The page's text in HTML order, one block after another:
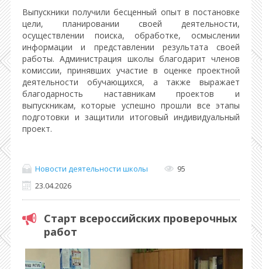
Выпускники получили бесценный опыт в постановке
цели, планировании своей деятельности,
осуществлении поиска, обработке, осмыслении
информации и представлении результата своей
работы. Администрация школы благодарит членов
комиссии, принявших участие в оценке проектной
деятельности обучающихся, а также выражает
благодарность наставникам проектов и
выпускникам, которые успешно прошли все этапы
подготовки и защитили итоговый индивидуальный
проект.
Новости деятельности школы
95
23.04.2026
Старт всероссийских проверочных
работ